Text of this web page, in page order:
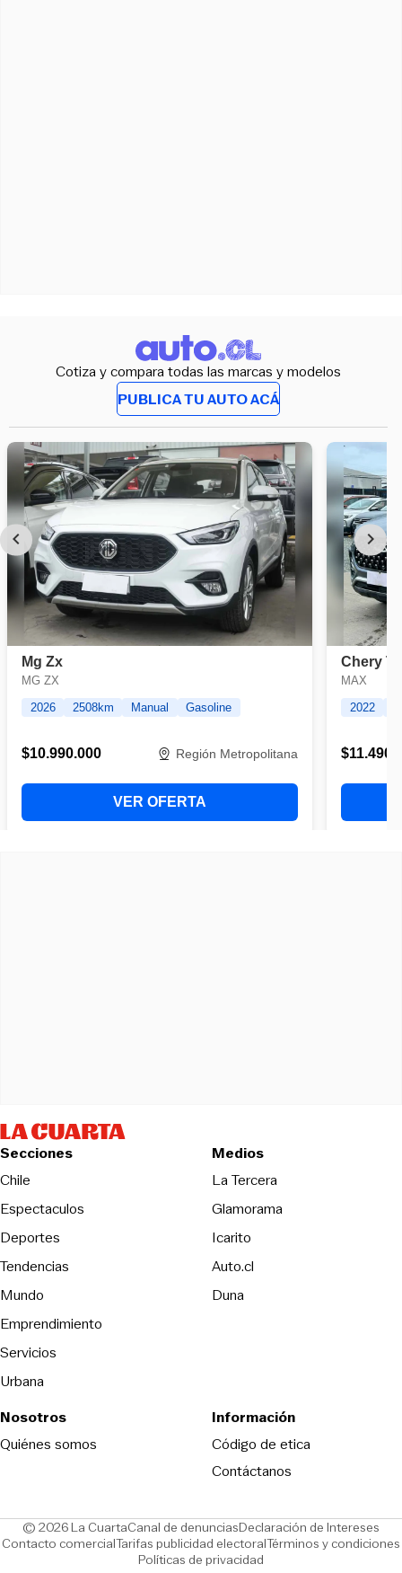
Cotiza y compara todas las marcas y modelos
PUBLICA TU AUTO ACÁ
Secciones
Chile
Espectaculos
Deportes
Tendencias
Mundo
Emprendimiento
Servicios
Urbana
Medios
La TerceraOpens in new
Glamorama
Icarito
Auto.cl
DunaOpens in new window
Nosotros
Quiénes somos
Información
Código de eticaOpens in new
Contáctanos
© 2026 La CuartaCanal de denunciasOpens in new window
Declaración de Intereses
Contacto comercialOpens in new window
Tarifas publicidad electoralOpens in new window
Términos y condiciones
Políticas de privacidad